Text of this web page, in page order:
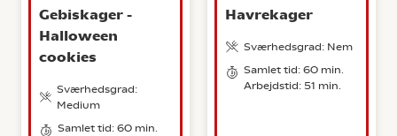
Gebiskager -
Halloween
cookies
Sværhedsgrad:
Medium
Samlet tid: 60 min.
Havrekager
Sværhedsgrad: Nem
Samlet tid: 60 min.
Arbejdstid: 51 min.